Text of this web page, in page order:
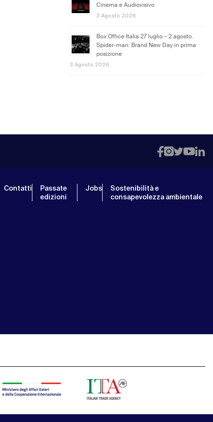
Cinema e Audiovisivo
3 Agosto 2026
Box Office Italia 27 luglio – 2 agosto.
Spider-man: Brand New Day in prima
posizione
3 Agosto 2026
Contatti
Passate
edizioni
Jobs
Sostenibilità e
consapevolezza ambientale